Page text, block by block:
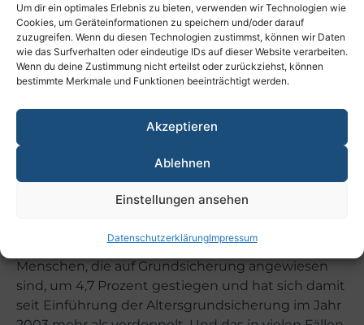
Um dir ein optimales Erlebnis zu bieten, verwenden wir Technologien wie
Cookies, um Geräteinformationen zu speichern und/oder darauf
zuzugreifen. Wenn du diesen Technologien zustimmst, können wir Daten
wie das Surfverhalten oder eindeutige IDs auf dieser Website verarbeiten.
Wenn du deine Zustimmung nicht erteilst oder zurückziehst, können
bestimmte Merkmale und Funktionen beeinträchtigt werden.
Akzeptieren
Ablehnen
Einstellungen ansehen
DatenschutzerklärungImpressum
Ein Verharren der Armutsquote in Deutschland
auf hohem Niveau beklagte der Paritätische
Gesamtverband auf seinem ersten
Armutskongress Anfang Juli 2016 in Berlin. Die
Zahl der Bezieherinnen und Bezieher von
Grundsicherung im Alter ab 65 Jahre ist laut
Statischem Bundesamt auf 536.000 Menschen,
das sind über die Hälfte (51,6 Prozent) von
insgesamt 1038000 Beziehern von
Prozent Frauen. Zu den Hauptrisikogruppen
Innerhalb eines Jahres ist die Zahl der alten
Menschen, die auf Grundsicherung angewiesen
sind, um 4,7 Prozent gestiegen und hat sich damit
seit Einführung der Altersgrundsicherung im Jahr